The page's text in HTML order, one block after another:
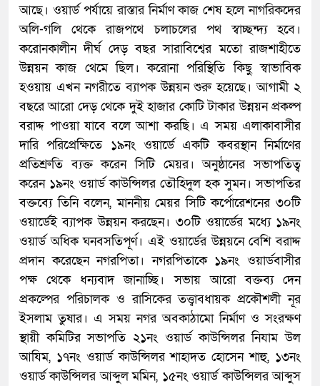
আছে। ওয়ার্ড পর্যায়ে রাস্তার নির্মাণ কাজ শেষ হলে নাগরিকদের
অলি-গলি থেকে রাজপথে চলাচলের পথ স্বাচ্ছন্দ্য হবে।
করোনকালীন দীর্ঘ দেড় বছর সারাবিশ্বের মতো রাজশাহীতে
উন্নয়ন কাজ থেমে ছিল। করোনা পরিস্থিতি কিছু স্বাভাবিক
হওয়ায় এখন নগরীতে ব্যাপক উন্নয়ন শুরু হয়েছে। আগামী ২
বছরে আরো দেড় থেকে দুই হাজার কোটি টাকার উন্নয়ন প্রকল্প
বরাদ্দ পাওয়া যাবে বলে আশা করছি। এ সময় এলাকাবাসীর
দারি পরিপ্রেক্ষিতে ১৯নং ওয়ার্ডে একটি কবরস্থান নির্মাণের
প্রতিশ্রুতি ব্যক্ত করেন সিটি মেয়র। অনুষ্ঠানের সভাপতিত্ব
করেন ১৯নং ওয়ার্ড কাউন্সিলর তৌহিদুল হক সুমন। সভাপতির
বক্তব্যে তিনি বলেন, মাননীয় মেয়র সিটি কর্পোরেশনের ৩০টি
ওয়ার্ডেই ব্যাপক উন্নয়ন করছেন। ৩০টি ওয়ার্ডের মধ্যে ১৯নং
ওয়ার্ড অধিক ঘনবসতিপূর্ণ। এই ওয়ার্ডের উন্নয়নে বেশি বরাদ্দ
প্রদান করেছেন নগরপিতা। নগরপিতাকে ১৯নং ওয়ার্ডবাসীর
পক্ষ থেকে ধন্যবাদ জানাচ্ছি। সভায় আরো বক্তব্য দেন
প্রকল্পের পরিচালক ও রাসিকের তত্ত্বাবধায়ক প্রকৌশলী নূর
ইসলাম তুষার। এ সময় নগর অবকাঠামো নির্মাণ ও সংরক্ষণ
স্থায়ী কমিটির সভাপতি ২১নং ওয়ার্ড কাউন্সিলর নিযাম উল
আযিম, ১৭নং ওয়ার্ড কাউন্সিলর শাহাদত হোসেন শাহু, ১৩নং
ওয়ার্ড কাউন্সিলর আব্দুল মমিন, ১৫নং ওয়ার্ড কাউন্সিলর আব্দুস